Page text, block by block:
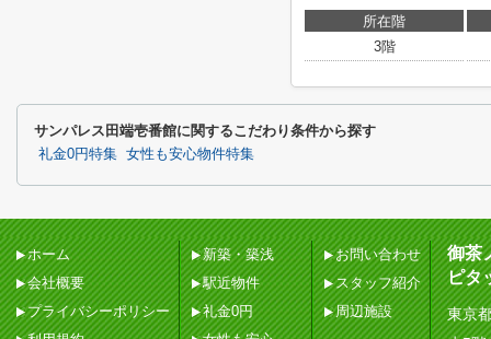
所在階
3階
サンパレス田端壱番館に関するこだわり条件から探す
礼金0円特集 女性も安心物件特集
ホーム
会社概要
プライバシーポリシー
新築・築浅
駅近物件
礼金0円
お問い合わせ
スタッフ紹介
周辺施設
御茶
ピタ
東京